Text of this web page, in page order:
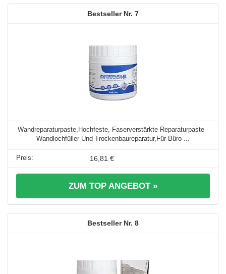
7
Wandreparaturpaste,Hochfeste, Faserverstärkte Reparaturpaste -
Wandlochfüller Und Trockenbaureparatur,Für Büro ...
16,81 €
ZUM TOP ANGEBOT »
8